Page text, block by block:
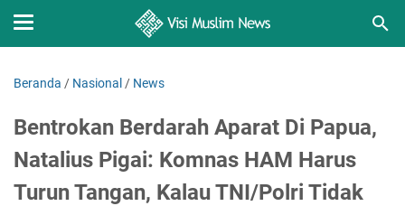
Beranda / Nasional / News
Bentrokan Berdarah Aparat Di Papua,
Natalius Pigai: Komnas HAM Harus
Turun Tangan, Kalau TNI/Polri Tidak